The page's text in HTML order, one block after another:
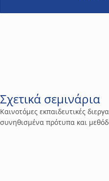
Σχετικά σεμινάρια
Καινοτόμες εκπαιδευτικές
συνηθισμένα πρότυπα και